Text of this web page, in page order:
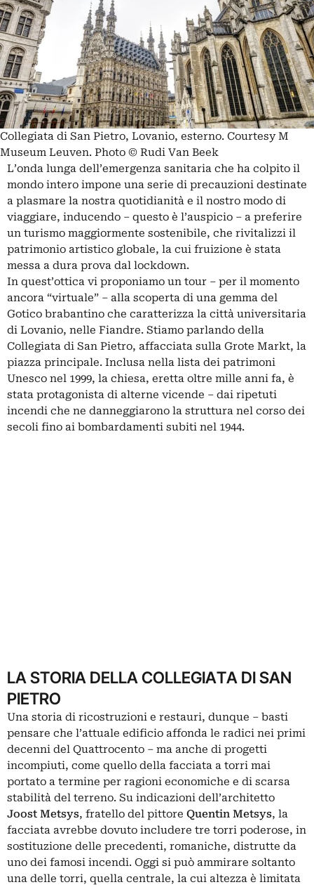
Collegiata di San Pietro, Lovanio, esterno. Courtesy M
Museum Leuven. Photo © Rudi Van Beek
L’onda lunga dell’emergenza sanitaria che ha colpito il
mondo intero impone una serie di precauzioni destinate
a plasmare la nostra quotidianità e il nostro modo di
viaggiare, inducendo ‒ questo è l’auspicio ‒ a preferire
un turismo maggiormente sostenibile, che rivitalizzi il
patrimonio artistico globale, la cui fruizione è stata
messa a dura prova dal lockdown.
In quest’ottica vi proponiamo un tour – per il momento
ancora “virtuale” – alla scoperta di una gemma del
Gotico brabantino che caratterizza la città universitaria
di Lovanio, nelle Fiandre. Stiamo parlando della
Collegiata di San Pietro, affacciata sulla Grote Markt, la
piazza principale. Inclusa nella lista dei patrimoni
Unesco nel 1999, la chiesa, eretta oltre mille anni fa, è
stata protagonista di alterne vicende – dai ripetuti
incendi che ne danneggiarono la struttura nel corso dei
secoli fino ai bombardamenti subiti nel 1944.
LA STORIA DELLA COLLEGIATA DI SAN
PIETRO
Una storia di ricostruzioni e restauri, dunque ‒ basti
pensare che l’attuale edificio affonda le radici nei primi
decenni del Quattrocento ‒ ma anche di progetti
incompiuti, come quello della facciata a torri mai
portato a termine per ragioni economiche e di scarsa
stabilità del terreno. Su indicazioni dell’architetto
Joost Metsys, fratello del pittore Quentin Metsys, la
facciata avrebbe dovuto includere tre torri poderose, in
sostituzione delle precedenti, romaniche, distrutte da
uno dei famosi incendi. Oggi si può ammirare soltanto
una delle torri, quella centrale, la cui altezza è limitata